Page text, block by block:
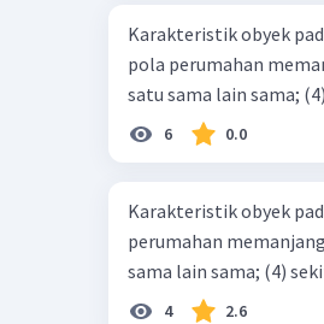
Karakteristik obyek pada citra: (1) bentuk dan ukuran
pola perumahan memanjang
6 0.0
Karakteristik obyek pada citra: (1) bentuk dan
perumahan memanjang
sama
4 2.6